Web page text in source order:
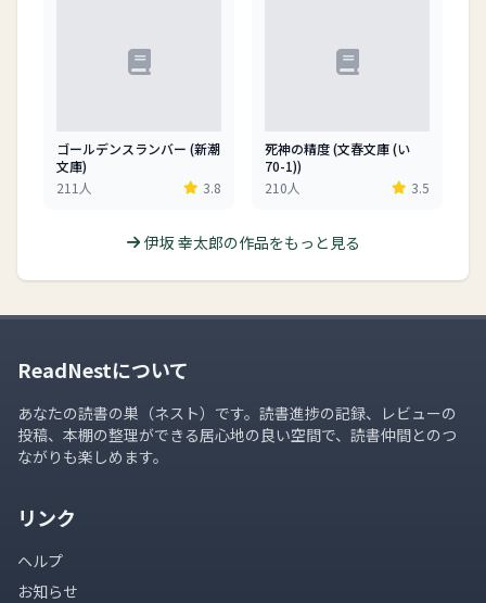
ゴールデンスランバー (新潮
文庫)
211人
3.8
死神の精度 (文春文庫 (い
70-1))
210人
3.5
伊坂 幸太郎の作品をもっと見る
ReadNestについて
あなたの読書の巣（ネスト）です。読書進捗の記録、レビューの
投稿、本棚の整理ができる居心地の良い空間で、読書仲間とのつ
ながりも楽しめます。
リンク
ヘルプ
お知らせ